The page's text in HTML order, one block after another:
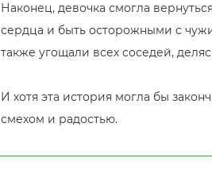
Наконец, девочка смогла
сердца и быть осторожными с
также угощали всех соседей,
И хотя эта история могла бы
смехом и радостью.